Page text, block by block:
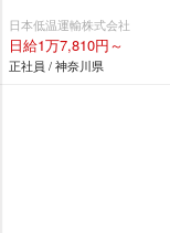
日本低温運輸株式会社
日給1万7,810円～
正社員 / 神奈川県